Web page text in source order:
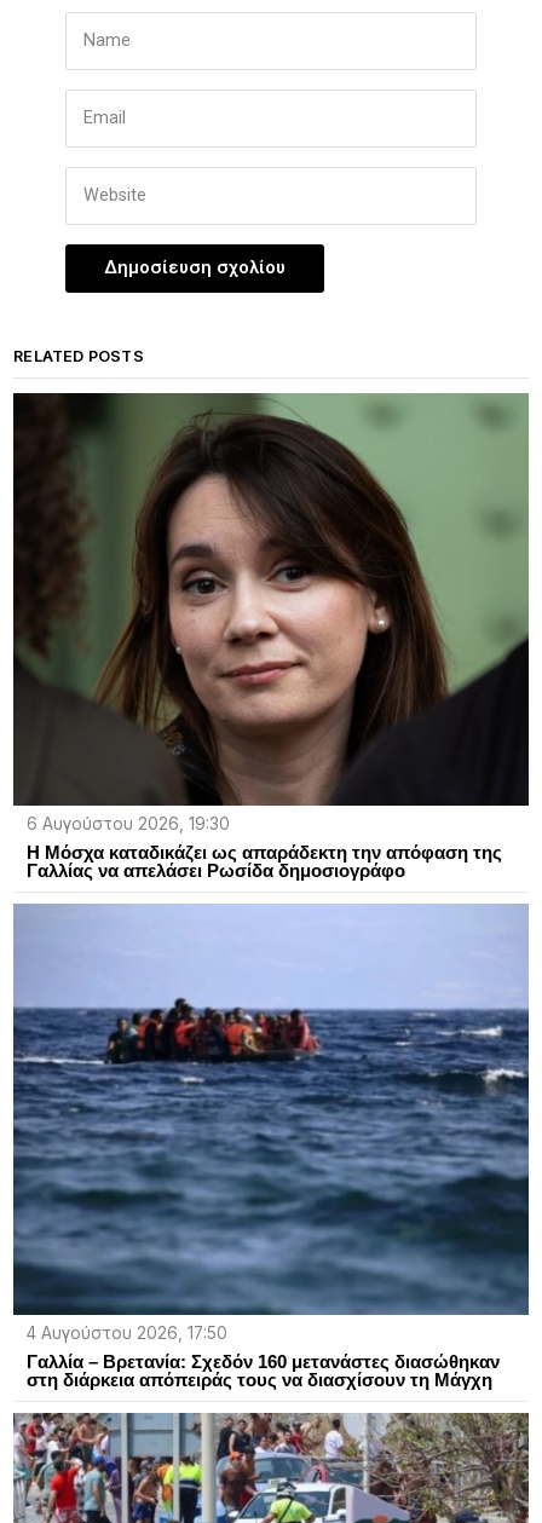
RELATED POSTS
6 Αυγούστου 2026, 19:30
Η Μόσχα καταδικάζει ως απαράδεκτη την απόφαση της
Γαλλίας να απελάσει Ρωσίδα δημοσιογράφο
4 Αυγούστου 2026, 17:50
Γαλλία – Βρετανία: Σχεδόν 160 μετανάστες διασώθηκαν
στη διάρκεια απόπειράς τους να διασχίσουν τη Μάγχη